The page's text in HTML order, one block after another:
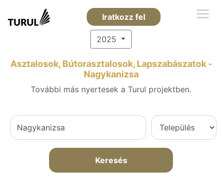
Iratkozz fel
2025
Asztalosok, Bútorasztalosok, Lapszabászatok -
Nagykanizsa
További más nyertesek a Turul projektben.
Keresés